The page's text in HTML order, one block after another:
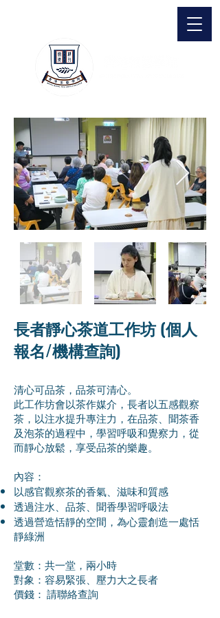
長者靜心茶道工作坊 (個人
報名/機構查詢)
清心可品茶，品茶可清心。
此工作坊會以茶作媒介，長者以五感觀察
茶，以注水提升專注力，在品茶、聞茶香
及泡茶的過程中，學習呼吸和覺察力，從
而靜心放鬆，享受品茶的樂趣。
內容：
以感官觀察茶的香氣、滋味和質感
透過注水、品茶、聞香學習呼吸法
透過營造恬靜的空間，為心靈創造一處恬
靜綠洲
堂數：共一堂，兩小時
對象：容易緊張、壓力大之長者​
價錢： 請聯絡查詢